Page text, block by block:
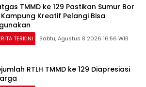
TMMD ke 129 Pastikan Sumur Bor
Kreatif Pelangi Bisa
TERKINI Sabtu, Agustus 8 2026 16:56 WIB
RTLH TMMD ke 129 Diapresiasi